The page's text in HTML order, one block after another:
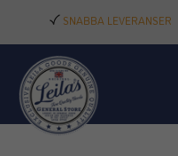
SNABBA LEVERANSER